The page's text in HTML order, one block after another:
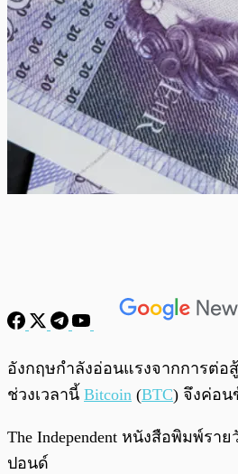
พร้อมเล่น
อังกฤษกำลังอ่อนแรงจากการต่อ
ช่วงเวลานี้ Bitcoin (BTC) จึงค่อน
The Independent หนังสือพิมพ์ร
ปอนด์